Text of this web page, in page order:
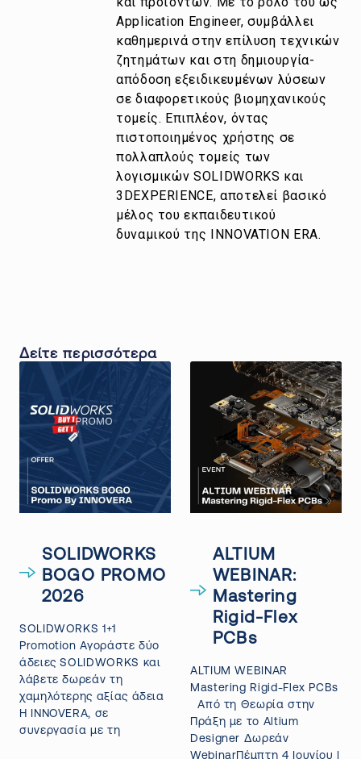
Application Engineer, συμβάλλει
καθημερινά στην επίλυση τεχνικών
ζητημάτων και στη δημιουργία-
απόδοση εξειδικευμένων λύσεων
σε διαφορετικούς βιομηχανικούς
τομείς. Επιπλέον, όντας
πιστοποιημένος χρήστης σε
πολλαπλούς τομείς των
λογισμικών SOLIDWORKS και
3DEXPERIENCE, αποτελεί βασικό
μέλος του εκπαιδευτικού
δυναμικού της INNOVATION ERA.
Δείτε περισσότερα
SOLIDWORKS
BOGO PROMO
2026
SOLIDWORKS 1+1
Promotion Αγοράστε δύο
άδειες SOLIDWORKS και
λάβετε δωρεάν τη
χαμηλότερης αξίας άδεια
Η INNOVERA, σε
συνεργασία με τη
ALTIUM
WEBINAR:
Mastering
Rigid-Flex
PCBs
ALTIUM WEBINAR
Mastering Rigid-Flex PCBs
Από τη Θεωρία στην
Πράξη με το Altium
Designer Δωρεάν
WebinarΠέμπτη 4 Ιουνίου |